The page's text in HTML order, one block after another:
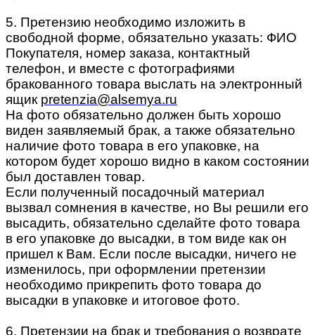
5. Претензию необходимо изложить в
свободной форме, обязательно указать: ФИО
Покупателя, номер заказа, контактный
телефон, и вместе с фотографиями
бракованного товара выслать на электронный
ящик pretenzia@alsemya.ru
На фото обязательно должен быть хорошо
виден заявляемый брак, а также обязательно
наличие фото товара в его упаковке, на
котором будет хорошо видно в каком состоянии
был доставлен товар.
Если полученный посадочный материал
вызвал сомнения в качестве, но Вы решили его
высадить, обязательно сделайте фото товара
в его упаковке до высадки, в том виде как он
пришел к Вам. Если после высадки, ничего не
изменилось, при оформлении претензии
необходимо прикрепить фото товара до
высадки в упаковке и итоговое фото.
6. Претензии на брак и требования о возврате